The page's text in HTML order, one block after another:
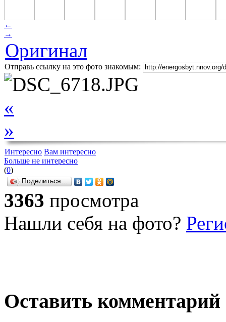
←
→
Оригинал
Отправь ссылку на это фото знакомым:
«
»
Интересно Вам интересно
Больше не интересно
(0)
Поделиться…
3363 просмотра
Нашли себя на фото?
Оставить комментарий